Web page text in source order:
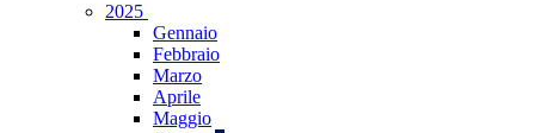
2025
Gennaio
Febbraio
Marzo
Aprile
Maggio